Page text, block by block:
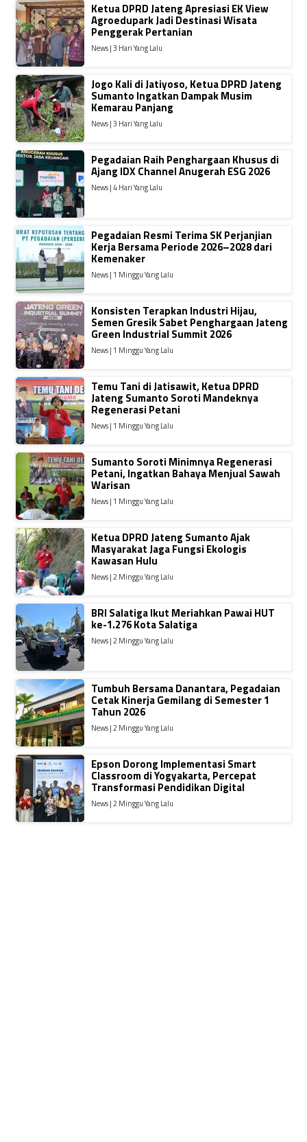
Ketua DPRD Jateng Apresiasi EK View
Agroedupark Jadi Destinasi Wisata
Penggerak Pertanian
News | 3 Hari Yang Lalu
Jogo Kali di Jatiyoso, Ketua DPRD Jateng
Sumanto Ingatkan Dampak Musim
Kemarau Panjang
News | 3 Hari Yang Lalu
Pegadaian Raih Penghargaan Khusus di
Ajang IDX Channel Anugerah ESG 2026
News | 4 Hari Yang Lalu
Pegadaian Resmi Terima SK Perjanjian
Kerja Bersama Periode 2026–2028 dari
Kemenaker
News | 1 Minggu Yang Lalu
Konsisten Terapkan Industri Hijau,
Semen Gresik Sabet Penghargaan Jateng
Green Industrial Summit 2026
News | 1 Minggu Yang Lalu
Temu Tani di Jatisawit, Ketua DPRD
Jateng Sumanto Soroti Mandeknya
Regenerasi Petani
News | 1 Minggu Yang Lalu
Sumanto Soroti Minimnya Regenerasi
Petani, Ingatkan Bahaya Menjual Sawah
Warisan
News | 1 Minggu Yang Lalu
Ketua DPRD Jateng Sumanto Ajak
Masyarakat Jaga Fungsi Ekologis
Kawasan Hulu
News | 2 Minggu Yang Lalu
BRI Salatiga Ikut Meriahkan Pawai HUT
ke-1.276 Kota Salatiga
News | 2 Minggu Yang Lalu
Tumbuh Bersama Danantara, Pegadaian
Cetak Kinerja Gemilang di Semester 1
Tahun 2026
News | 2 Minggu Yang Lalu
Epson Dorong Implementasi Smart
Classroom di Yogyakarta, Percepat
Transformasi Pendidikan Digital
News | 2 Minggu Yang Lalu